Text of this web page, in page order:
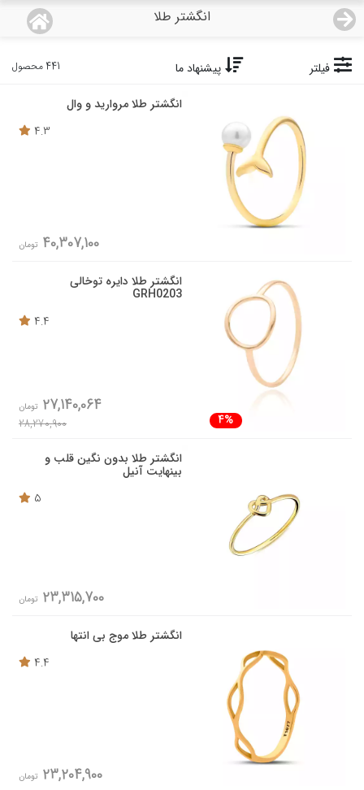
انگشتر طلا
منو
دسته بندی محصولات
نمایندگی ها
مجله روبی
اعطای نمایندگی
تماس با ما
فیلتر پیشنهاد ما 441 محصول
انگشتر طلا مروارید و وال
4.3
40,307,100 تومان
انگشتر طلا دایره توخالی
GRH0203
4.4
4%
27,140,064 تومان
28,270,900
انگشتر طلا بدون نگین قلب و
بینهایت آنیل
5
23,315,700 تومان
انگشتر طلا موج بی انتها
4.4
23,204,900 تومان